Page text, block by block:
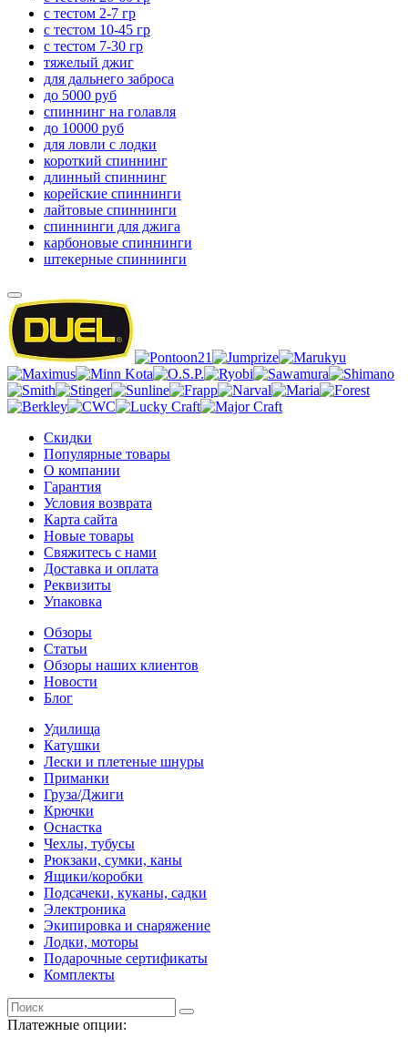
с тестом 2-7 гр
с тестом 10-45 гр
с тестом 7-30 гр
тяжелый джиг
для дальнего заброса
до 5000 руб
спиннинг на голавля
до 10000 руб
для ловли с лодки
короткий спиннинг
длинный спиннинг
корейские спиннинги
лайтовые спиннинги
спиннинги для джига
карбоновые спиннинги
штекерные спиннинги
Скидки
Популярные товары
О компании
Гарантия
Условия возврата
Карта сайта
Новые товары
Свяжитесь с нами
Доставка и оплата
Реквизиты
Упаковка
Обзоры
Статьи
Обзоры наших клиентов
Новости
Блог
Удилища
Катушки
Лески и плетеные шнуры
Приманки
Груза/Джиги
Крючки
Оснастка
Чехлы, тубусы
Рюкзаки, сумки, каны
Ящики/коробки
Подсачеки, куканы, садки
Электроника
Экипировка и снаряжение
Лодки, моторы
Подарочные сертификаты
Комплекты
Платежные опции: